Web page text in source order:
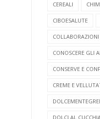
CEREALI
CIBOESALUTE
COLLABORAZIONI
CONOSCERE GLI
CONSERVE E
CREME E
DOLCI AL